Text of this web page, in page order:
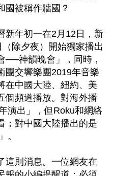
國被稱作牆國？
新年初一在2月12日，新
除夕夜）開始獨家播出
──神韻晚會」，同時，
團交響樂團2019年音樂
在中國大陸、紐約、美
個頻道播放。對海外播
演出」，但Roku和網絡
；對中國大陸播出的是
。
這則消息。一位網友在